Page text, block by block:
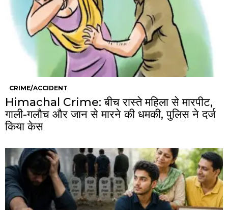
CRIME/ACCIDENT
Himachal Crime: बीच रास्ते महिला से मारपीट,
गाली-गलौच और जान से मारने की धमकी, पुलिस ने दर्ज
किया केस